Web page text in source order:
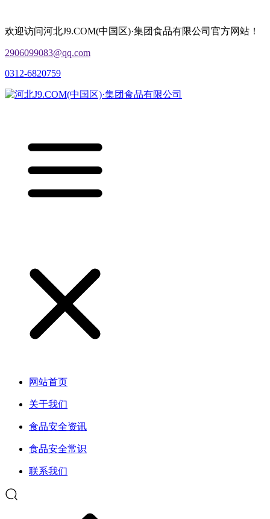
欢迎访问河北J9.COM(中国区)·集团食品有限公司官方网站！
2906099083@qq.com
0312-6820759
网站首页
关于我们
食品安全资讯
食品安全常识
联系我们